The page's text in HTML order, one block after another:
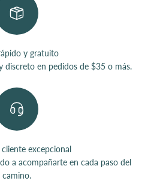
y gratuito
discreto en pedidos de $35 o más.
excepcional
a acompañarte en cada paso del
camino.